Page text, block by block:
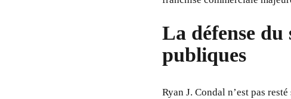
La défense du
publiques
Ryan J. Condal n’est pas